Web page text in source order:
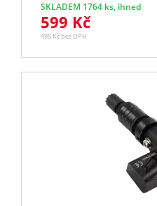
SKLADEM 1764 ks, ihned
599 Kč
495 Kč bez DPH